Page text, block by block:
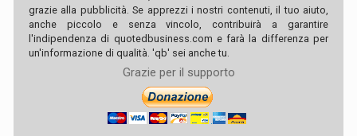
grazie alla pubblicità. Se apprezzi i nostri contenuti, il tuo aiuto,
anche piccolo e senza vincolo, contribuirà a garantire
l'indipendenza di quotedbusiness.com e farà la differenza per
un'informazione di qualità. 'qb' sei anche tu.
Grazie per il supporto